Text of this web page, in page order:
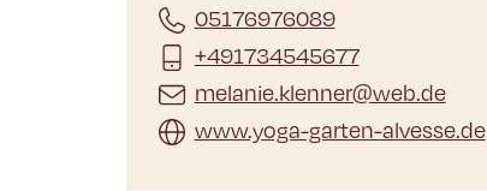
05176976089
+491734545677
melanie.klenner@web.de
www.yoga-garten-alvesse.de